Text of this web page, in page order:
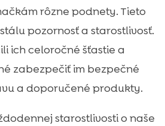
rôzne podnety. Tieto
pozornosť a starostlivosť.
ich celoročné šťastie a
zabezpečiť im bezpečné
a doporučené produkty.
starostlivosti o naše